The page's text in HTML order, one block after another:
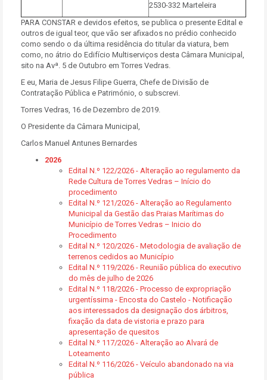
2530-332 Marteleira
PARA CONSTAR e devidos efeitos, se publica o presente Edital e
outros de igual teor, que vão ser afixados no prédio conhecido
como sendo o da última residência do titular da viatura, bem
como, no átrio do Edifício Multiserviços desta Câmara Municipal,
sito na Avª. 5 de Outubro em Torres Vedras.
E eu, Maria de Jesus Filipe Guerra, Chefe de Divisão de
Contratação Pública e Património, o subscrevi.
Torres Vedras, 16 de Dezembro de 2019.
O Presidente da Câmara Municipal,
Carlos Manuel Antunes Bernardes
2026
Edital N.º 122/2026 - Alteração ao regulamento da
Rede Cultura de Torres Vedras – Início do
procedimento
Edital N.º 121/2026 - Alteração ao Regulamento
Municipal da Gestão das Praias Marítimas do
Município de Torres Vedras – Inicio do
Procedimento
Edital N.º 120/2026 - Metodologia de avaliação de
terrenos cedidos ao Município
Edital N.º 119/2026 - Reunião pública do executivo
do mês de julho de 2026
Edital N.º 118/2026 - Processo de expropriação
urgentíssima - Encosta do Castelo - Notificação
aos interessados da designação dos árbitros,
fixação da data de vistoria e prazo para
apresentação de quesitos
Edital N.º 117/2026 - Alteração ao Alvará de
Loteamento
Edital N.º 116/2026 - Veículo abandonado na via
pública